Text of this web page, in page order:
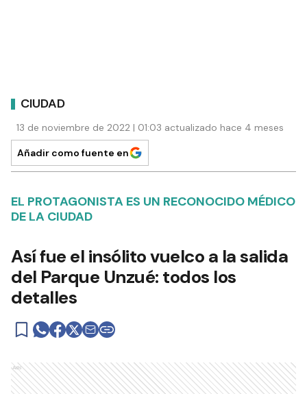
CIUDAD
13 de noviembre de 2022 | 01:03 actualizado hace 4 meses
Añadir como fuente en
EL PROTAGONISTA ES UN RECONOCIDO MÉDICO
DE LA CIUDAD
Así fue el insólito vuelco a la salida
del Parque Unzué: todos los
detalles
Ads